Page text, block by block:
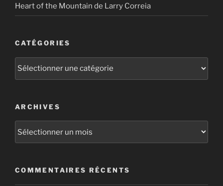
Heart of the Mountain de Larry Correia
CATÉGORIES
Catégories
ARCHIVES
COMMENTAIRES RÉCENTS